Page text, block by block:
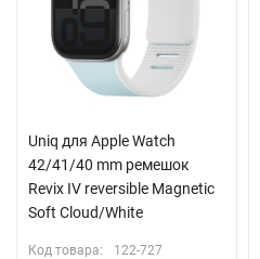
Uniq для Apple Watch
42/41/40 mm ремешок
Revix IV reversible Magnetic
Soft Cloud/White
Код товара: 122-727